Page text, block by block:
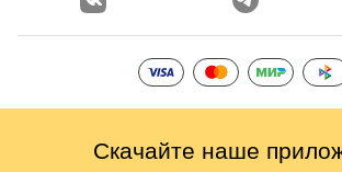
Скачайте наше